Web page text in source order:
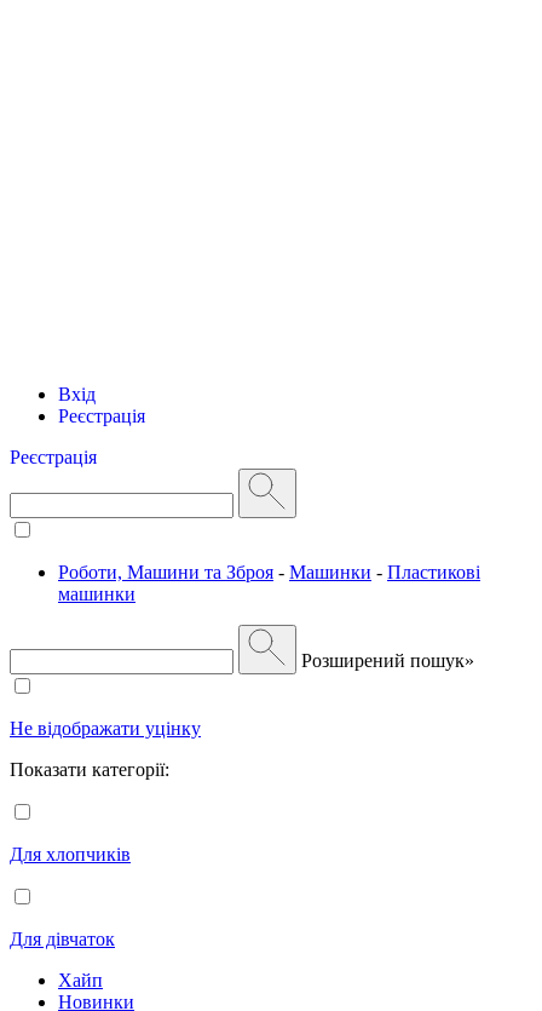
Вхід
Реєстрація
Реєстрація
Роботи, Машини та Зброя - Машинки - Пластикові
машинки
Розширений пошук»
Не відображати уцінку
Показати категорії:
Для хлопчиків
Для дівчаток
Хайп
Новинки